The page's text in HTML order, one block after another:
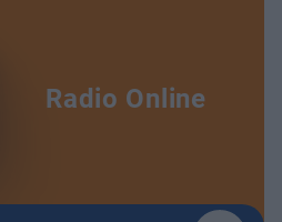
Radio Online